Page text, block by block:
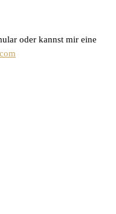
oder kannst mir eine